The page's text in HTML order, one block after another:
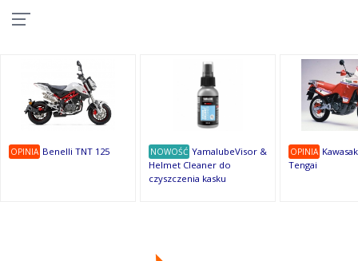
OSTATNIE
OPINIA Benelli TNT 125 NOWOŚĆ YamalubeVisor &
Helmet Cleaner do
czyszczenia kasku
OPINIA
Tengai